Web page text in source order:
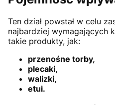
Ten dział powstał w celu
najbardziej wymagających
takie produkty, jak:
przenośne torby,
plecaki,
walizki,
etui.